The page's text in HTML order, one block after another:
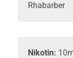
Rhabarber
Nikotin: